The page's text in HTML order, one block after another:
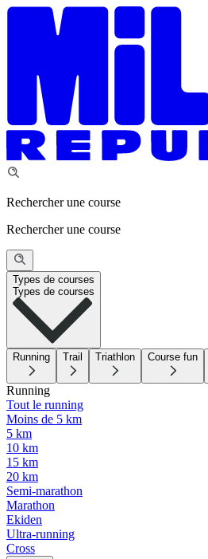
Rechercher une course
Rechercher une course
Types de courses
Types de courses
Running Trail Triathlon Course fun
Running
Tout le running
Moins de 5 km
5 km
10 km
15 km
20 km
Semi-marathon
Marathon
Ekiden
Ultra-running
Cross